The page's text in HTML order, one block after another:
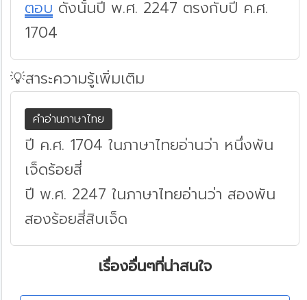
ตอบ ดังนั้นปี พ.ศ. 2247 ตรงกับปี ค.ศ.
1704
💡สาระความรู้เพิ่มเติม
คำอ่านภาษาไทย
ปี ค.ศ. 1704 ในภาษาไทยอ่านว่า หนึ่งพัน
เจ็ดร้อยสี่
ปี พ.ศ. 2247 ในภาษาไทยอ่านว่า สองพัน
สองร้อยสี่สิบเจ็ด
เรื่องอื่นๆที่น่าสนใจ